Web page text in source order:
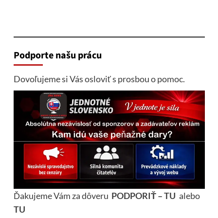
Podporte našu prácu
Dovoľujeme si Vás osloviť s prosbou o pomoc.
Ďakujeme Vám za dôveru PODPORIŤ – TU alebo
TU